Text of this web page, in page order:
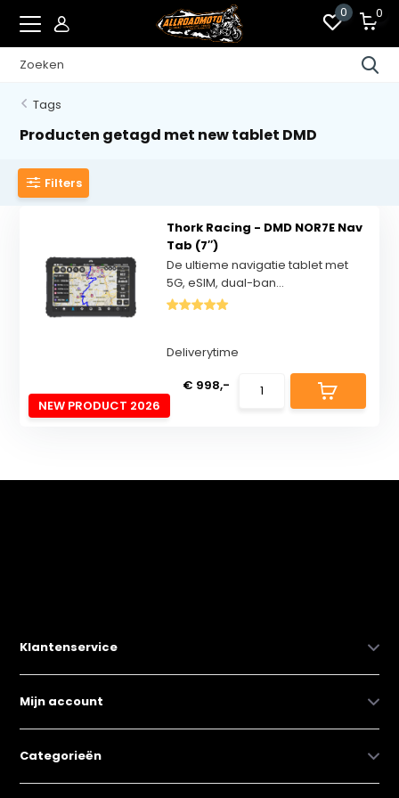
0 0
Tags
Producten getagd met new tablet DMD
Filters
NEW PRODUCT 2026
Thork Racing - DMD NOR7E Nav
Tab (7″)
De ultieme navigatie tablet met
5G, eSIM, dual-ban...
Deliverytime
€ 998,-
Klantenservice
Mijn account
Categorieën